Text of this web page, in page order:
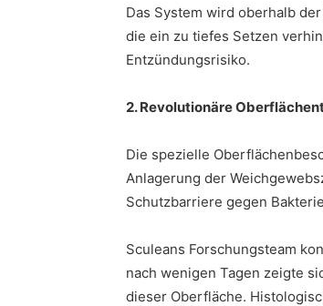
Das System wird oberhalb
die ein zu tiefes Setzen
Entzündungsrisiko.
2. Revolutionäre
Die spezielle
Anlagerung der
Schutzbarriere gegen
Sculeans Forschungsteam
nach wenigen Tagen zeigte
dieser Oberfläche.